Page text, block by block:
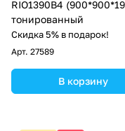
RIO1390B4
тонированный
Скидка 5% в подарок!
Арт. 27589
В корзину